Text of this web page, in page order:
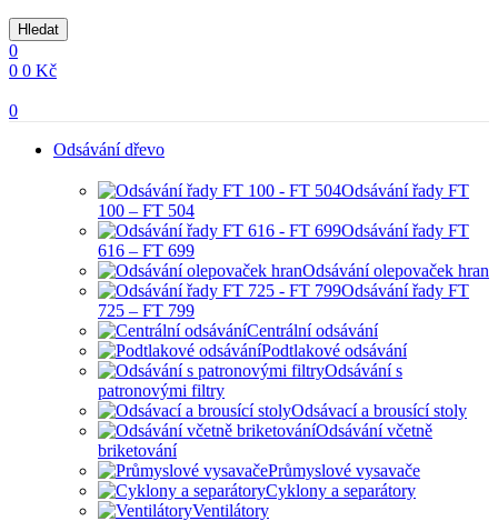
Hledat
0
0 0 Kč
0
Odsávání dřevo
Odsávání řady FT
100 – FT 504
Odsávání řady FT
616 – FT 699
Odsávání olepovaček hran
Odsávání řady FT
725 – FT 799
Centrální odsávání
Podtlakové odsávání
Odsávání s
patronovými filtry
Odsávací a brousící stoly
Odsávání včetně
briketování
Průmyslové vysavače
Cyklony a separátory
Ventilátory